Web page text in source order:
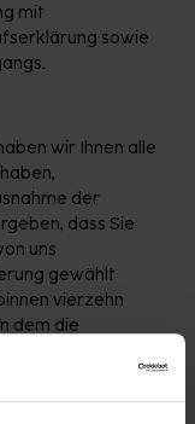
mit
sowie
wir Ihnen alle
der
dass Sie
uns
gewählt
vierzehn
dem die
verwenden wir
ursprünglichen